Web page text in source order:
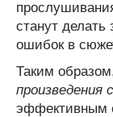
станут делать
ошибок в
Таким
произведения
эффективным